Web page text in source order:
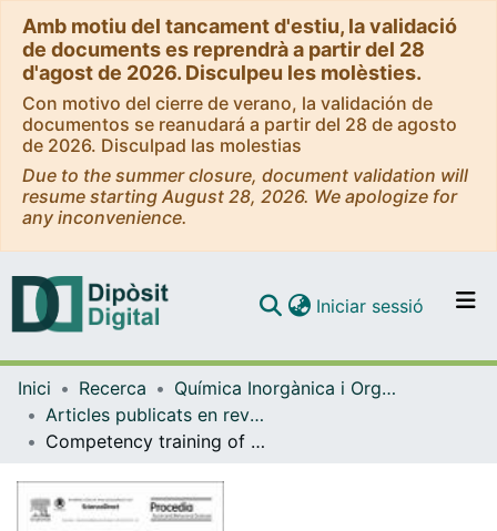
Amb motiu del tancament d'estiu, la validació
de documents es reprendrà a partir del 28
d'agost de 2026. Disculpeu les molèsties.
Con motivo del cierre de verano, la validación de
documentos se reanudará a partir del 28 de agosto
de 2026. Disculpad las molestias
Due to the summer closure, document validation will
resume starting August 28, 2026. We apologize for
any inconvenience.
Navega per tot el DD
Com publicar
Iniciar sessió (current)
Inici Recerca
Química Inorgànica i Orgànica
Articles publicats en revistes (Química Inorgànica i Orgànica)
Competency training of students of the Faculty of Chemistry of the University of Barcelona by conducting internal audits